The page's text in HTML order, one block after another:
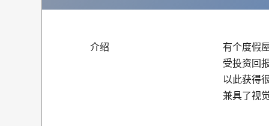
介绍
有个度假
受投资回
以此获得
兼具了视